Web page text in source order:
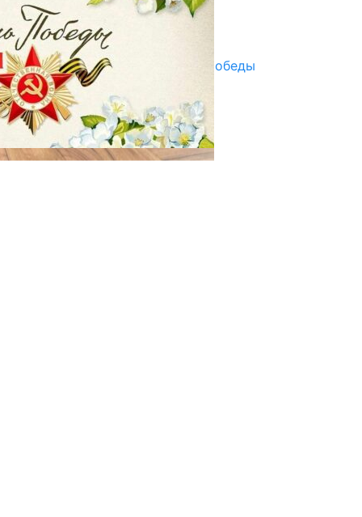
Улуу Жеңиштин жандуу сөзү
29.04.2025
Награды в преддверии Дня Победы
29.04.2025